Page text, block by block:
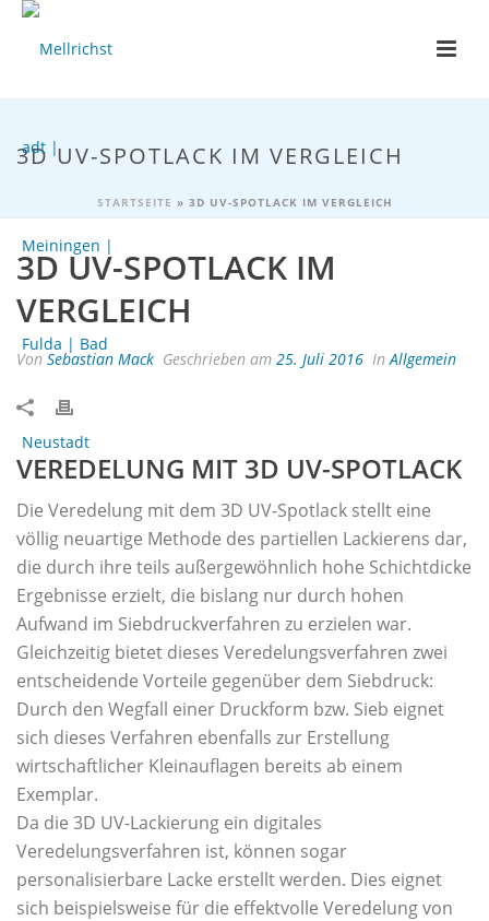
3D UV-SPOTLACK IM VERGLEICH
STARTSEITE » 3D UV-SPOTLACK IM VERGLEICH
3D UV-SPOTLACK IM
VERGLEICH
Von Sebastian Mack Geschrieben am 25. Juli 2016 InAllgemein
VEREDELUNG MIT 3D UV-SPOTLACK
Die Veredelung mit dem 3D UV-Spotlack stellt eine
völlig neuartige Methode des partiellen Lackierens dar,
die durch ihre teils außergewöhnlich hohe Schichtdicke
Ergebnisse erzielt, die bislang nur durch hohen
Aufwand im Siebdruckverfahren zu erzielen war.
Gleichzeitig bietet dieses Veredelungsverfahren zwei
entscheidende Vorteile gegenüber dem Siebdruck:
Durch den Wegfall einer Druckform bzw. Sieb eignet
sich dieses Verfahren ebenfalls zur Erstellung
wirtschaftlicher Kleinauflagen bereits ab einem
Exemplar.
Da die 3D UV-Lackierung ein digitales
Veredelungsverfahren ist, können sogar
personalisierbare Lacke erstellt werden. Dies eignet
sich beispielsweise für die effektvolle Veredelung von